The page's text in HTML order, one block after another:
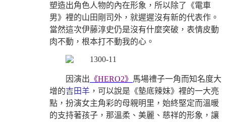
塑造出角色人物的內在形象，所以除了《電車
男》裡的山田剛司外，就遲遲沒有新的代表作。
當然這次伊藤淳史仍是沒有什麼突破，表情皮動
肉不動，根本打不動我的心。
因演出 《HERO2》 馬場禮子一角而知名度大
增的吉田羊 ，可以說是《墊底辣妹》裡的一大亮
點，扮演女主角彩的母親明里，始終堅定而溫暖
的支持著孩子，那溫柔、美麗、慈祥的形象，讓